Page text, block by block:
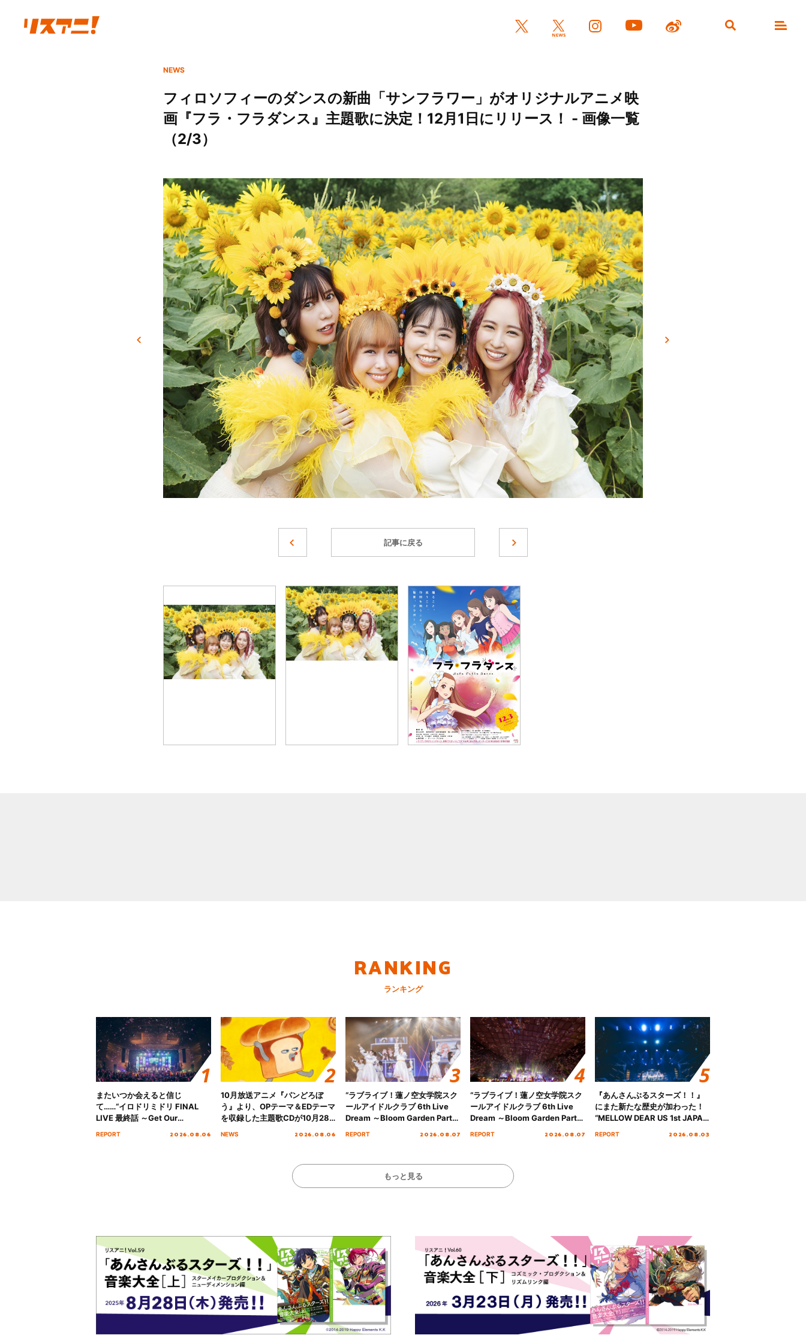
NEWS
フィロソフィーのダンスの新曲「サンフラワー」がオリジナルアニメ映
画『フラ・フラダンス』主題歌に決定！12月1日にリリース！ - 画像一覧
（2/3）
記事に戻る
RANKING
ランキング
またいつか会えると信じ
て……“イロドリミドリ FINAL
LIVE 最終話 ～Get Our
REPORT 2026.08.06
10月放送アニメ『パンどろぼ
う』より、OPテーマ＆EDテーマ
を収録した主題歌CDが10月28
NEWS 2026.08.06
“ラブライブ！蓮ノ空女学院スク
ールアイドルクラブ 6th Live
Dream ～Bloom Garden Party
REPORT 2026.08.07
“ラブライブ！蓮ノ空女学院スク
ールアイドルクラブ 6th Live
Dream ～Bloom Garden Party
REPORT 2026.08.07
『あんさんぶるスターズ！！』
にまた新たな歴史が加わった！
“MELLOW DEAR US 1st JAPAN
REPORT 2026.08.03
もっと見る